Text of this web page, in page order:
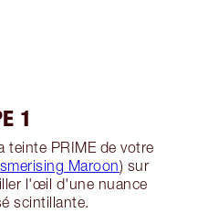
1
teinte PRIME de votre
Maroon) sur
l'œil d'une nuance
scintillante.